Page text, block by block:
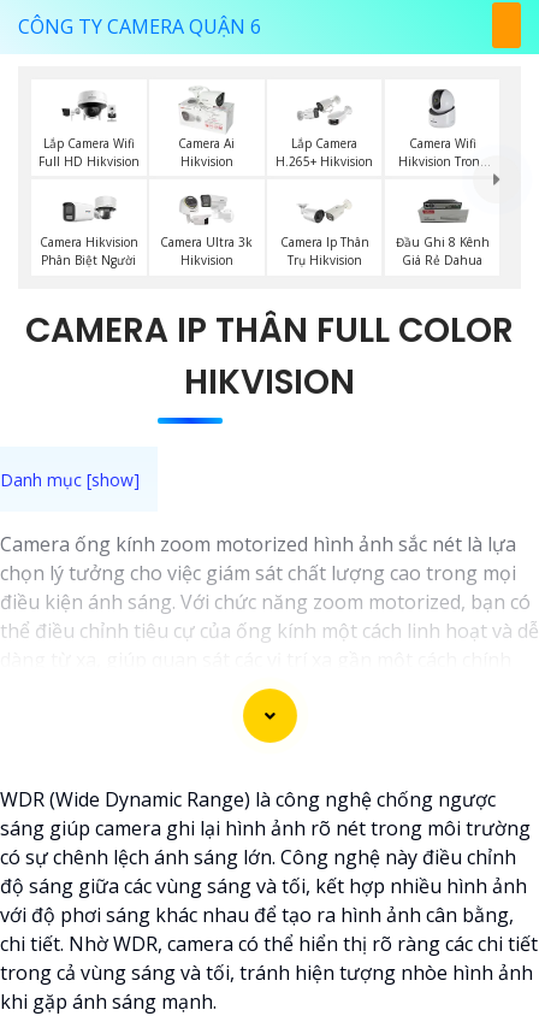
CÔNG TY CAMERA QUẬN 6
Lắp Camera Wifi
Full HD Hikvision
Camera Ai
Hikvision
Lắp Camera
H.265+ Hikvision
Camera Wifi
Hikvision Trong
Camera Hikvision
Phân Biệt Người
Camera Ultra 3k
Hikvision
Camera Ip Thân
Trụ Hikvision
Đầu Ghi 8 Kênh
Giá Rẻ Dahua
CAMERA IP THÂN FULL COLOR
HIKVISION
Camera ống kính zoom motorized hình ảnh sắc nét là lựa
chọn lý tưởng cho việc giám sát chất lượng cao trong mọi
điều kiện ánh sáng. Với chức năng zoom motorized, bạn có
thể điều chỉnh tiêu cự của ống kính một cách linh hoạt và dễ
xác và rõ ràng. Hình ảnh từ camera này sắc nét và chi tiết,
giúp bạn dễ dàng nhận diện và phân biệt chi tiết trong hình
WDR (Wide Dynamic Range) là công nghệ chống ngược
sáng giúp camera ghi lại hình ảnh rõ nét trong môi trường
có sự chênh lệch ánh sáng lớn. Công nghệ này điều chỉnh
độ sáng giữa các vùng sáng và tối, kết hợp nhiều hình ảnh
với độ phơi sáng khác nhau để tạo ra hình ảnh cân bằng,
chi tiết. Nhờ WDR, camera có thể hiển thị rõ ràng các chi tiết
trong cả vùng sáng và tối, tránh hiện tượng nhòe hình ảnh
khi gặp ánh sáng mạnh.